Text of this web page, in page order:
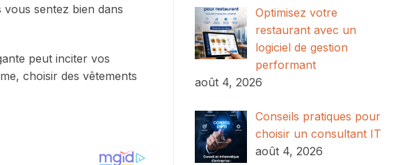
sentez bien dans
peut inciter vos
choisir des vêtements
Optimisez votre
restaurant avec un
logiciel de gestion
performant
août 4, 2026
Conseils pratiques pour
choisir un consultant IT
août 4, 2026